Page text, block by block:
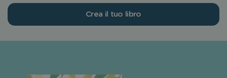
Crea il tuo libro